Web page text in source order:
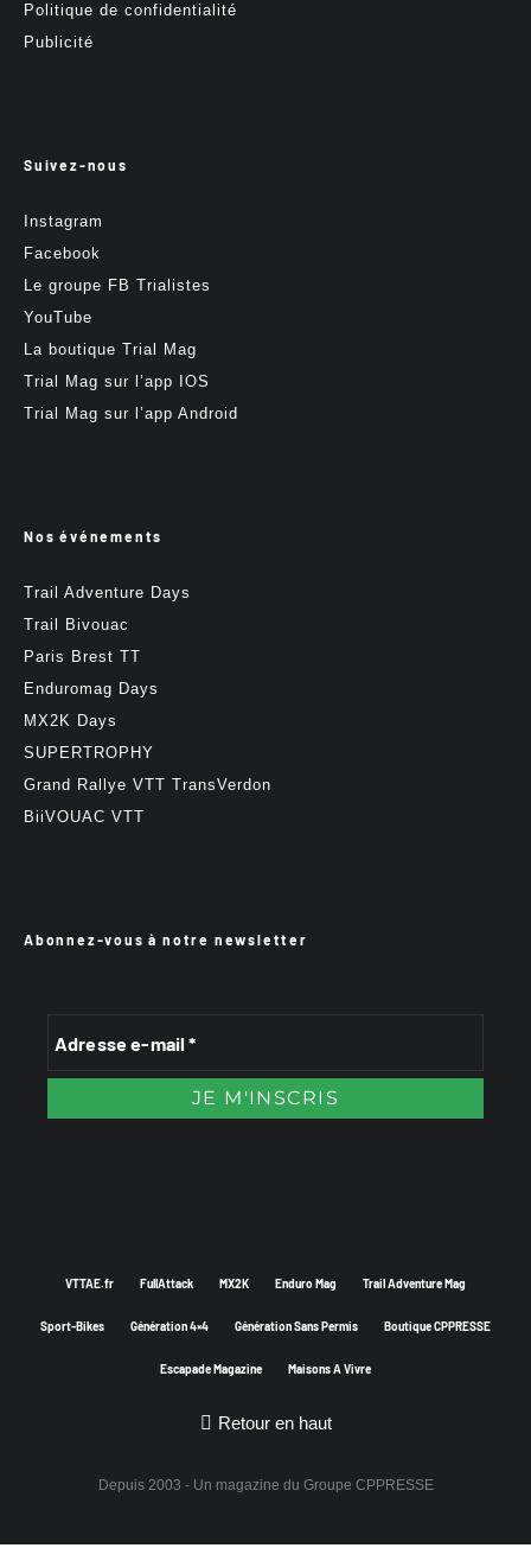
Politique de confidentialité
Publicité
Suivez-nous
Instagram
Facebook
Le groupe FB Trialistes
YouTube
La boutique Trial Mag
Trial Mag sur l’app IOS
Trial Mag sur l’app Android
Nos événements
Trail Adventure Days
Trail Bivouac
Paris Brest TT
Enduromag Days
MX2K Days
SUPERTROPHY
Grand Rallye VTT TransVerdon
BiiVOUAC VTT
Abonnez-vous à notre newsletter
VTTAE.fr FullAttack MX2K Enduro Mag Trail Adventure Mag
Sport-Bikes Génération 4×4 Génération Sans Permis Boutique CPPRESSE
Escapade Magazine Maisons A Vivre
Retour en haut
Depuis 2003 - Un magazine du Groupe CPPRESSE